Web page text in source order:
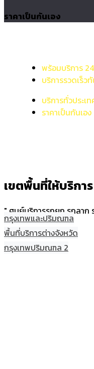
ราคาเป็นกันเอง
พร้อมบริการ
บริการรวดเร็ว
บริการทั่วประเ
ราคาเป็นกันเอง
เขตพื้นที่ให้บริการ
" ศูนย์บริการรถยก รถลาก
กรุงเทพและปริมณฑล
พื้นที่บริการต่างจังหวัด
กรุงเทพปริมณฑล 2